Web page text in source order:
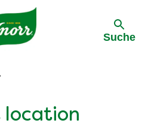
Suche
location